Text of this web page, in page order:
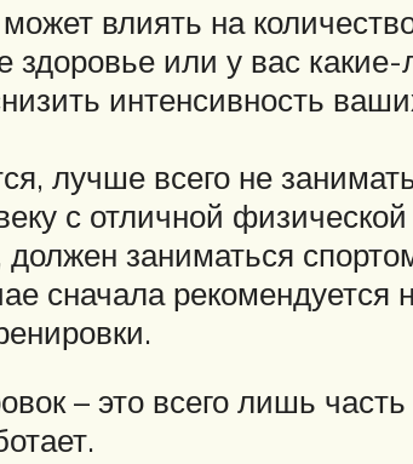
влиять на
или у вас
интенсивность
лучше всего не
с отличной физической
заниматься
сначала рекомендуется
– это всего лишь